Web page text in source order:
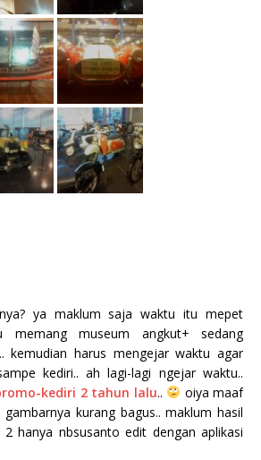
ya maklum saja waktu itu mepet
memang museum angkut+ sedang
kemudian harus mengejar waktu agar
kediri.. ah lagi-lagi ngejar waktu..
kediri 2 tahun lalu..
oiya maaf
kurang bagus.. maklum hasil
hanya nbsusanto edit dengan aplikasi